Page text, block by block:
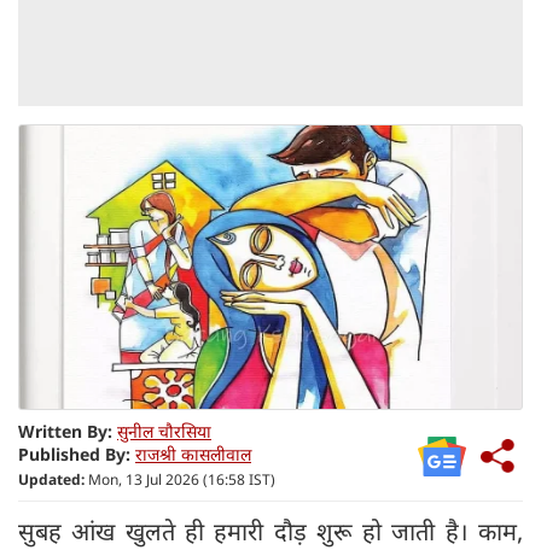
Written By: सुनील चौरसिया
Published By: राजश्री कासलीवाल
Updated: Mon, 13 Jul 2026 (16:58 IST)
सुबह आंख खुलते ही हमारी दौड़ शुरू हो जाती है। काम,